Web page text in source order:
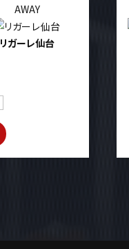
AWAY
リガーレ仙台